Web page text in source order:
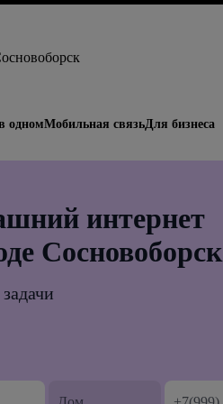
одномМобильная связьДля бизнеса
интернет
Сосновоборск